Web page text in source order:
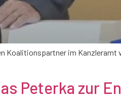
im Kanzleramt
Peterka zur